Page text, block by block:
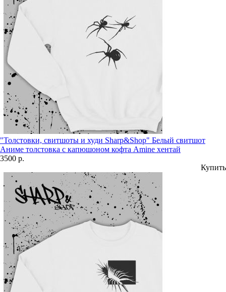
"Толстовки, свитшоты и худи Sharp&Shop" Белый свитшот
Аниме толстовка с капюшоном кофта Amine хентай
3500 р.
Купить